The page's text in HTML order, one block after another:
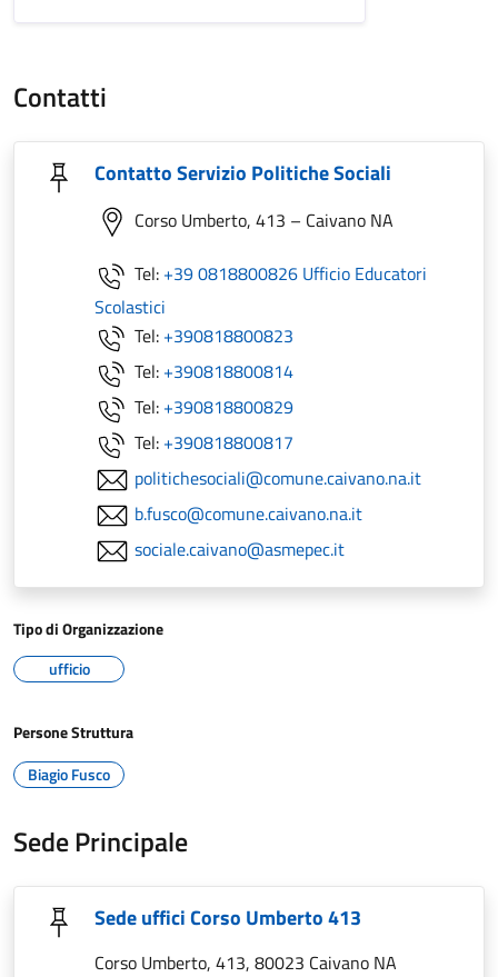
Contatti
Contatto Servizio Politiche Sociali
Corso Umberto, 413 – Caivano NA
Tel: +39 0818800826 Ufficio Educatori
Scolastici
Tel: +390818800823
Tel: +390818800814
Tel: +390818800829
Tel: +390818800817
politichesociali@comune.caivano.na.it
b.fusco@comune.caivano.na.it
sociale.caivano@asmepec.it
Tipo di Organizzazione
ufficio
Persone Struttura
Biagio Fusco
Sede Principale
Sede uffici Corso Umberto 413
Corso Umberto, 413, 80023 Caivano NA